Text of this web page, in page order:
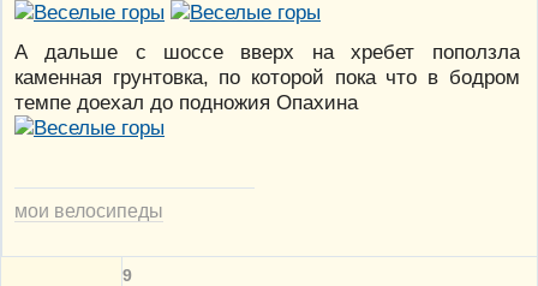
А дальше с шоссе вверх на хребет поползла
каменная грунтовка, по которой пока что в бодром
темпе доехал до подножия Опахина
мои велосипеды
9